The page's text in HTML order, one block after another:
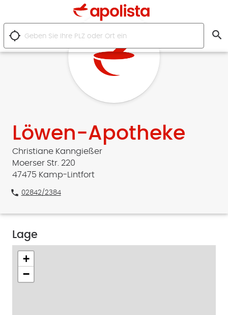
location_searching search
Löwen-Apotheke
Christiane Kanngießer
Moerser Str. 220
47475 Kamp-Lintfort
phone 02842/2384
Lage
+
−